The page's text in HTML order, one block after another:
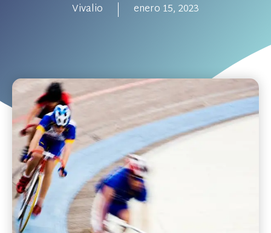
Vivalio enero 15, 2023